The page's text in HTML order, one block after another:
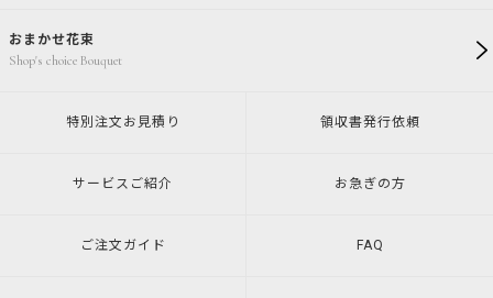
おまかせ花束
Shop's choice Bouquet
特別注文 お見積り 領収書発行依頼
サービスご紹介 お急ぎの方
ご注文ガイド FAQ